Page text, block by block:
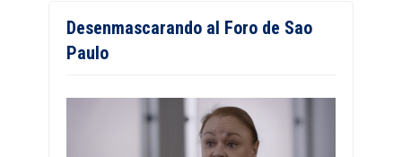
Desenmascarando al Foro de Sao
Paulo